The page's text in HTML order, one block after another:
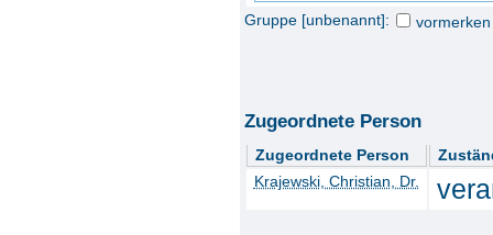
Gruppe [unbenannt]: vormerken
Zugeordnete Person
Zugeordnete Person
Krajewski, Christian, Dr.